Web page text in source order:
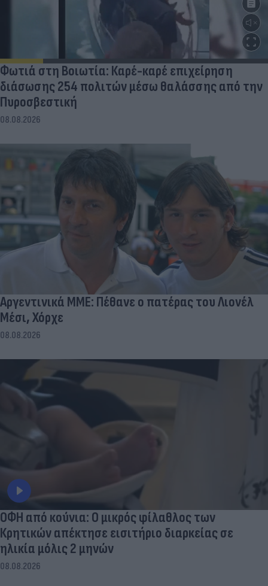
Φωτιά στη Βοιωτία: Καρέ-καρέ επιχείρηση
διάσωσης 254 πολιτών μέσω θαλάσσης από την
Πυροσβεστική
08.08.2026
Αργεντινικά ΜΜΕ: Πέθανε ο πατέρας του Λιονέλ
Μέσι, Χόρχε
08.08.2026
ΟΦΗ από κούνια: Ο μικρός φίλαθλος των
Κρητικών απέκτησε εισιτήριο διαρκείας σε
ηλικία μόλις 2 μηνών
08.08.2026